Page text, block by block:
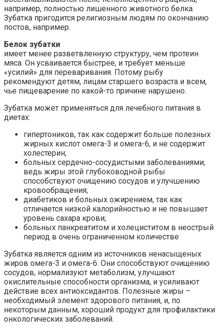
например, полностью лишенного животного белка.
Зубатка пригодится религиозным людям по окончанию
постов, например.
Белок зубатки
имеет менее разветвленную структуру, чем протеин
мяса. Он усваивается быстрее, и требует меньше
«усилий» для переваривания. Потому рыбу
рекомендуют детям, лицам старшего возраста и всем,
чье пищеварение по какой-то причине нарушено.
Зубатка может применяться для лечебного питания в
диетах:
гипертоников, так как содержит больше полезных
жирных кислот омега-3 и омега-6, и не содержит
холестерин;
больных сердечно-сосудистыми заболеваниями,
ведь жиры этой глубоководной рыбы
способствуют очищению сосудов и улучшению
кровообращения;
диабетиков и больных ожирением, так как
отличается низкой калорийностью и не повышает
уровень сахара крови;
больных панкреатитом и холециститом в неострый
период в очень ограниченном количестве
Зубатка является одним из источников ненасыщеных
жиров омега-3 и омега-6. Они способствуют очищению
сосудов, нормализуют метаболизм, улучшают
окислительные способности организма, и усиливают
действие всех антиоксидантов. Полезные жиры –
необходимый элемент здорового питания, и, по
некоторым данным, хороший продукт для профилактики
онкологических заболеваний.